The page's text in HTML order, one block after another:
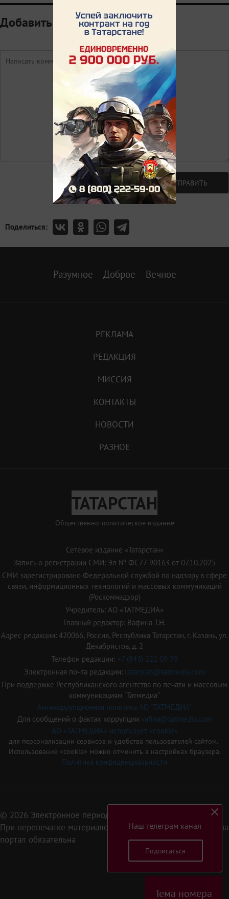
Добавить комментарий
Авторизоваться ОТПРАВИТЬ
Поделиться:
Тема номера
Разумное Доброе Вечное
РЕКЛАМА
РЕДАКЦИЯ
МИССИЯ
КОНТАКТЫ
НОВОСТИ
РАЗНОЕ
ТАТАРСТАН
Общественно-политическое издание
Сетевое издание «Татарстан»
Запись о регистрации СМИ: Эл № ФС77-90163 от 07.10.2025
СМИ зарегистрировано Федеральной службой по надзору в сфере
связи, информационных технологий и массовых коммуникаций
(Роскомнадзор)
Учредитель: АО «ТАТМЕДИА»
Главный редактор: Вафина Т.Н.
Адрес редакции: 420066, Россия, Республика Татарстан, г. Казань, ул.
Декабристов, д. 2
Телефон редакции: +7 (843) 222 09 79
Электронная почта редакции: tatarstan@tatmedia.com
При поддержке Республиканского агентства по печати и массовым
коммуникациям "Татмедиа"
Антикоррупционная политика АО "ТАТМЕДИА"
Для сообщений о фактах коррупции vafina@tatmedia.com
АО «ТАТМЕДИА» использует «cookie»
для персонализации сервисов и удобства пользователей сайтом.
Использование «cookie» можно отменить в настройках браузера.
Политика конфиденциальности
© 2026 Электронное периодическое издание «Татарстан»
При перепечатке материалов или их фрагментов ссылка на
портал обязательна
Наш телеграм канал
Подписаться